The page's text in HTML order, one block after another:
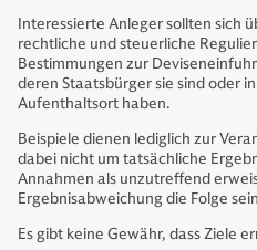
Interessierte Anleger sollten sich
rechtliche und steuerliche
Bestimmungen zur
deren Staatsbürger sie sind oder
Aufenthaltsort haben.
Beispiele dienen lediglich zur
dabei nicht um tatsächliche
Annahmen als unzutreffend
Ergebnisabweichung die Folge
Es gibt keine Gewähr, dass Ziele